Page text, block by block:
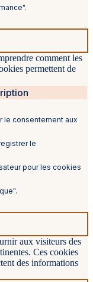
comment les
permettent de
le consentement aux
le
pour les cookies
aux visiteurs des
Ces cookies
des informations